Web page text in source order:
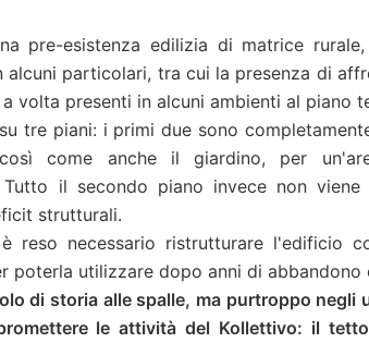
pre-esistenza edilizia di matrice
particolari, tra cui la presenza di
volta presenti in alcuni ambienti al piano
tre piani: i primi due sono
come anche il giardino, per
Tutto il secondo piano invece non
strutturali.
reso necessario ristrutturare l'edificio
poterla utilizzare dopo anni di abbandono
di storia alle spalle, ma purtroppo negli
le attività del Kollettivo: il